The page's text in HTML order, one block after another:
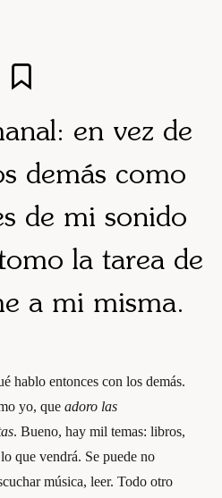
en vez de
demás como
de mi sonido
la tarea de
a mi misma.
hablo entonces con los demás.
yo, que adoro las
. Bueno, hay mil temas: libros,
que vendrá. Se puede no
música, leer. Todo otro